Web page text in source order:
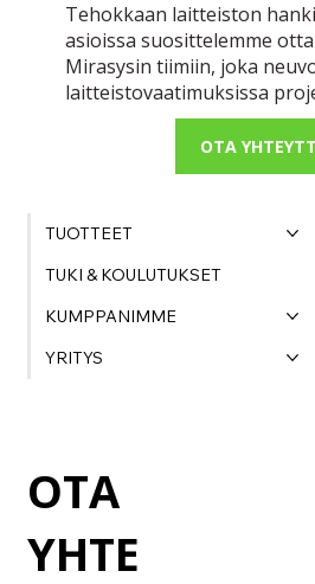
Tehokkaan laitteiston
asioissa suosittelemme
Mirasysin tiimiin, joka
laitteistovaatimuksissa
OTA
TUOTTEET
TUKI & KOULUTUKSET
KUMPPANIMME
YRITYS
OTA
YHTE